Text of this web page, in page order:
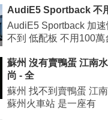
AudiE5 Sportback 不
AudiE5 Sportback 加
不到 低配板 不用100萬
蘇州 沒有賣鴨蛋 江南
尚 - 全
蘇州 找不到賣鴨蛋 江
蘇州火車站 是一座有